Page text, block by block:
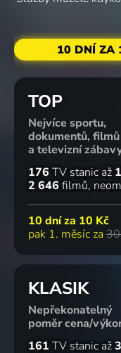
10 DNÍ ZA
TOP
Nejvíce sportu,
dokumentů, filmů
a televizní
176 TV stanic až
2 646 filmů
10 dní za 10 Kč
pak 1. měsíc za
KLASIK
Nepřekonatelný
poměr cena/
161 TV stanic až